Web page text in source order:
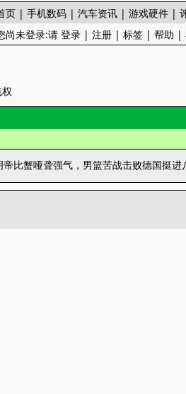
页 | 手机数码 | 汽车资讯 | 游戏硬件 |
尚未登录:请 登录 | 注册 | 标签 | 帮助 |
比蟹哑聋强气，男篮苦战击败德国挺进